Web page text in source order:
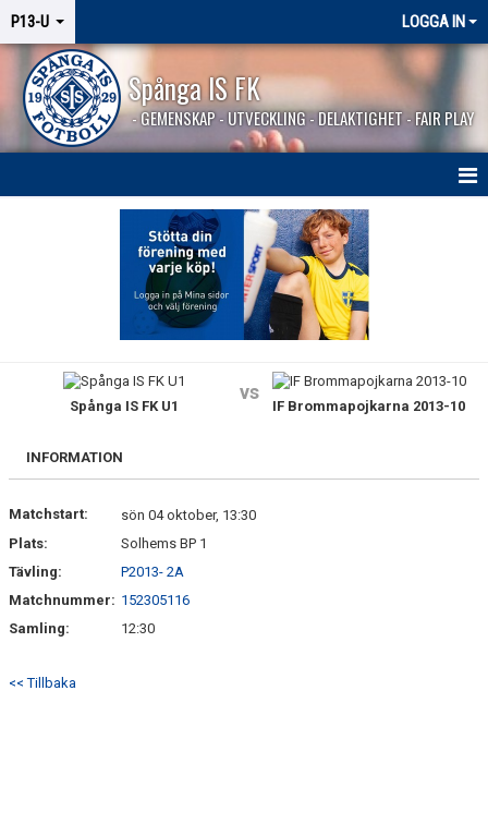
P13-U LOGGA IN
Spånga IS FK
- GEMENSKAP - UTVECKLING - DELAKTIGHET - FAIR PLAY
TRUPPEN
BILDGALLERI
KONTAKT
Spånga IS FK U1
vs
IF Brommapojkarna 2013-10
INFORMATION
Matchstart:
sön 04 oktober, 13:30
Plats:
Solhems BP 1
Tävling:
P2013- 2A
Matchnummer: 152305116
Samling:
12:30
<< Tillbaka